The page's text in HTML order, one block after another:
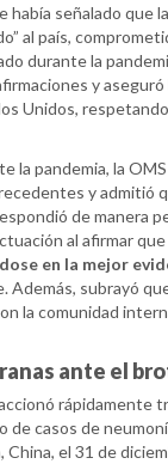
había señalado que
al país,
durante la
y
Unidos,
la pandemia, la
y admitió
de manera
al afirmar
en la mejor
Además, subrayó
la comunidad
ante el
rápidamente
de casos de
el 31 de